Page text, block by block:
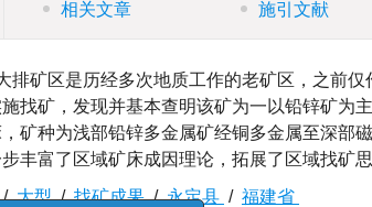
相关文章
施引文献
排矿区是历经多次地质工作的老矿区，之前
找矿，发现并基本查明该矿为一以铅锌矿为
矿种为浅部铅锌多金属矿经铜多金属至深部
丰富了区域矿床成因理论，拓展了区域找矿思
/大型/找矿成果/永定县 / 福建省